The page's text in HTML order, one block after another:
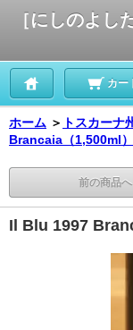
［にしのよし
カー
ホーム ＞ トスカーナ
Brancaia（1,500ml）
前の商品へ
Il Blu 1997